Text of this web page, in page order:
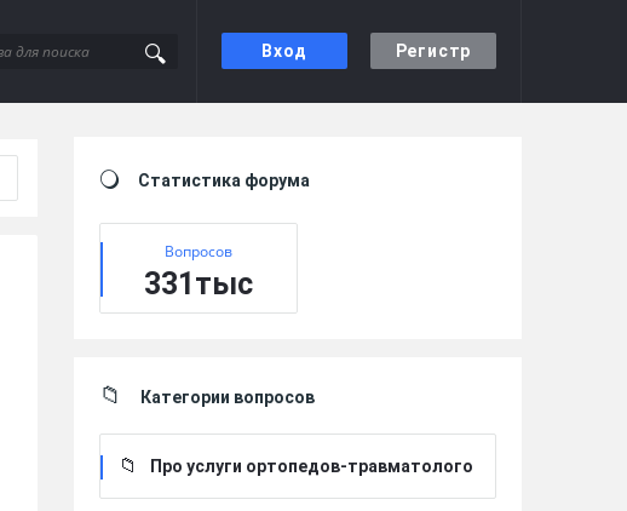
Вход Регистр
Статистика форума
Вопросов
331тыс
Категории вопросов
Про услуги ортопедов-травматолого